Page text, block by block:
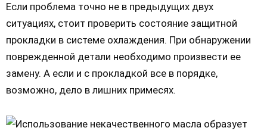
Если проблема точно не в предыдущих двух
ситуациях, стоит проверить состояние защитной
прокладки в системе охлаждения. При обнаружении
поврежденной детали необходимо произвести ее
замену. А если и с прокладкой все в порядке,
возможно, дело в лишних примесях.